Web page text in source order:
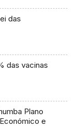
das
das vacinas
Plano
e